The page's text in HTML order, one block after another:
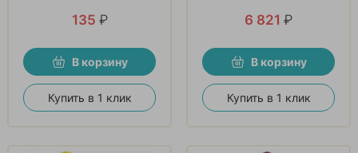
135 ₽
В корзину
Купить в 1 клик
6 821 ₽
В корзину
Купить в 1 клик